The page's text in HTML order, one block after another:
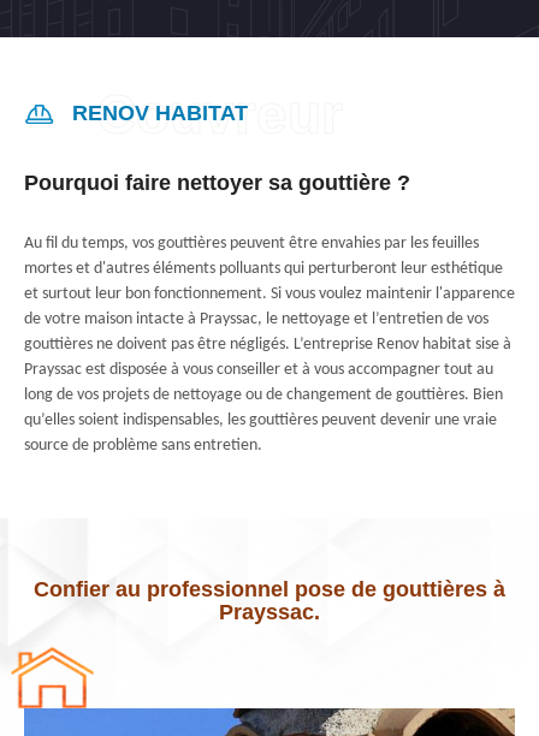
RENOV HABITAT
Pourquoi faire nettoyer sa gouttière ?
Au fil du temps, vos gouttières peuvent être envahies par les feuilles
mortes et d'autres éléments polluants qui perturberont leur esthétique
et surtout leur bon fonctionnement. Si vous voulez maintenir l'apparence
de votre maison intacte à Prayssac, le nettoyage et l’entretien de vos
gouttières ne doivent pas être négligés. L’entreprise Renov habitat sise à
Prayssac est disposée à vous conseiller et à vous accompagner tout au
long de vos projets de nettoyage ou de changement de gouttières. Bien
qu’elles soient indispensables, les gouttières peuvent devenir une vraie
source de problème sans entretien.
Confier au professionnel pose de gouttières à
Prayssac.